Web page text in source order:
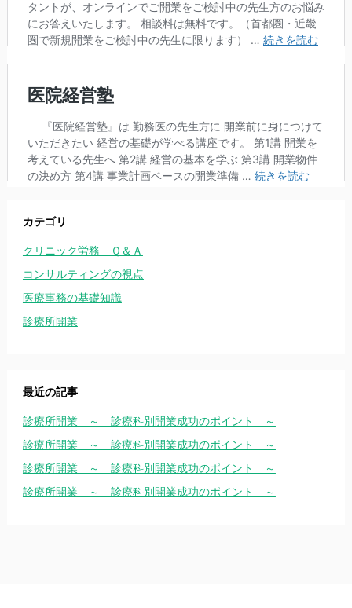
カテゴリ
クリニック労務 Ｑ＆Ａ
コンサルティングの視点
医療事務の基礎知識
診療所開業
最近の記事
診療所開業 ～ 診療科別開業成功のポイント ～
診療所開業 ～ 診療科別開業成功のポイント ～
診療所開業 ～ 診療科別開業成功のポイント ～
診療所開業 ～ 診療科別開業成功のポイント ～